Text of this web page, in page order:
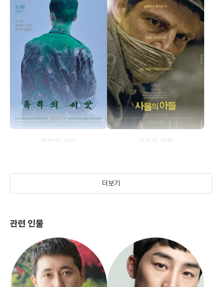
폭력의 씨앗 사울의 아들
더보기
관련 인물